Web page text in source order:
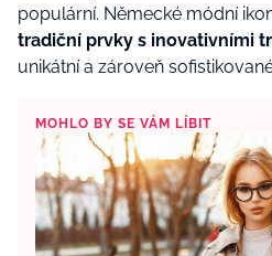
populární. Německé módní
tradiční prvky s inovativními
unikátní a zároveň
MOHLO BY SE VÁM LÍBIT